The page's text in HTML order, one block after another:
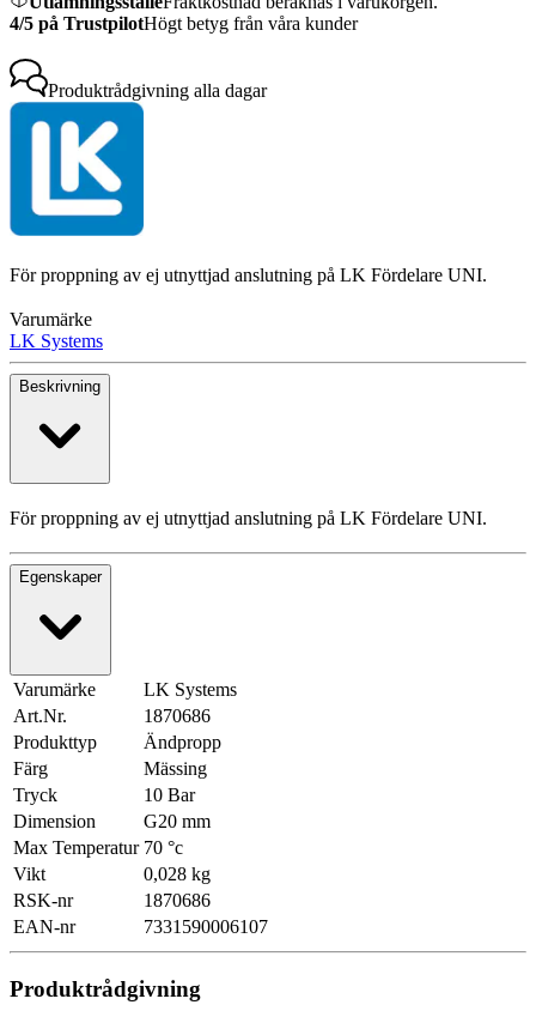
4/5 på TrustpilotHögt betyg från våra kunder
Produktrådgivning alla dagar
För proppning av ej utnyttjad anslutning på LK Fördelare UNI.
Varumärke
LK Systems
Beskrivning
För proppning av ej utnyttjad anslutning på LK Fördelare UNI.
Egenskaper
Varumärke
LK Systems
Art.Nr.
1870686
Produkttyp
Ändpropp
Färg
Mässing
Tryck
10 Bar
Dimension
G20 mm
Max Temperatur 70 °c
Vikt
0,028 kg
RSK-nr
1870686
EAN-nr
7331590006107
Produktrådgivning